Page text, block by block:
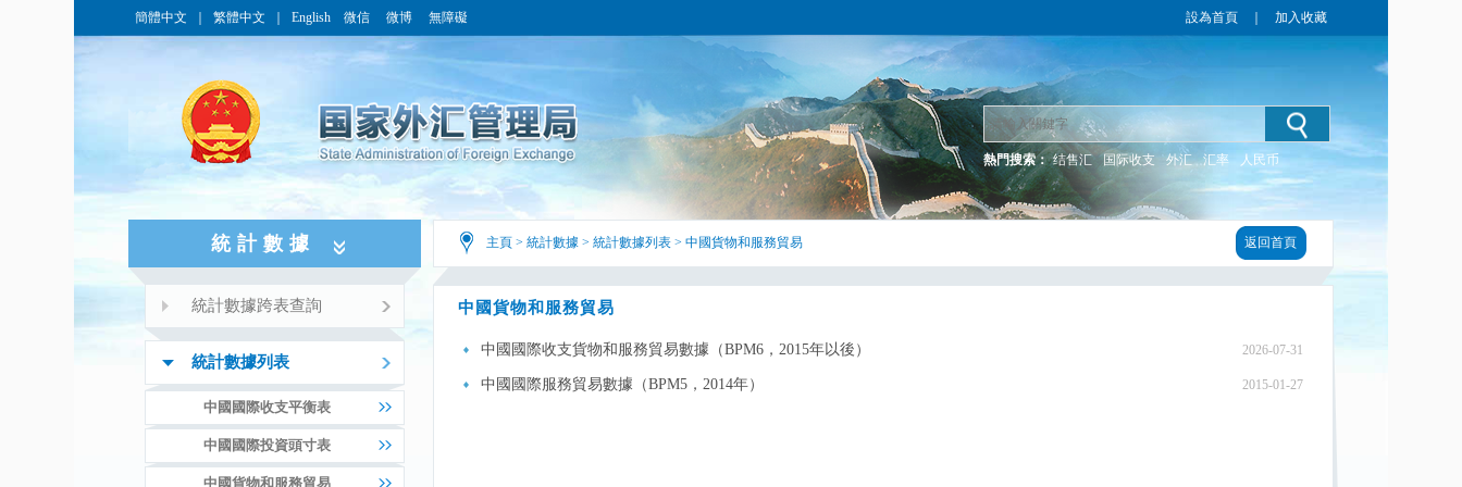
簡體中文 繁體中文 English 微信 微博 無障礙 設為首頁 加入收藏
熱門搜索： 结售汇 国际收支 外汇 汇率 人民币
統計數據
統計數據跨表查詢
統計數據列表
中國國際收支平衡表
中國國際投資頭寸表
中國貨物和服務貿易
主頁 > 統計數據 > 統計數據列表 > 中國貨物和服務貿易 返回首頁
中國貨物和服務貿易
中國國際收支貨物和服務貿易數據（BPM6，2015年以後） 2026-07-31
中國國際服務貿易數據（BPM5，2014年） 2015-01-27